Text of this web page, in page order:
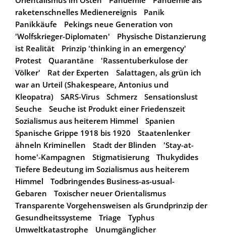
raketenschnelles Medienereignis
Panik
Panikkäufe
Pekings neue Generation von
'Wolfskrieger-Diplomaten'
Physische Distanzierung
ist Realität
Prinzip 'thinking in an emergency'
Protest
Quarantäne
'Rassentuberkulose der
Völker'
Rat der Experten
Salattagen, als grün ich
war an Urteil (Shakespeare, Antonius und
Kleopatra)
SARS-Virus Schmerz
Sensationslust
Seuche
Seuche ist Produkt einer Friedenszeit
Sozialismus aus heiterem Himmel
Spanien
Spanische Grippe 1918 bis 1920
Staatenlenker
ähneln Kriminellen
Stadt der Blinden
'Stay-at-
home'-Kampagnen
Stigmatisierung
Thukydides
Tiefere Bedeutung im Sozialismus aus heiterem
Himmel
Todbringendes Business-as-usual-
Gebaren
Toxischer neuer Orientalismus
Transparente Vorgehensweisen als Grundprinzip der
Gesundheitssysteme
Triage
Typhus
Umweltkatastrophe
Unumgänglicher